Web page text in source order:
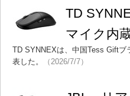
TD
マイク内
TD SYNNEXは、中国Tess Gift
表した。
（2026/7/7）